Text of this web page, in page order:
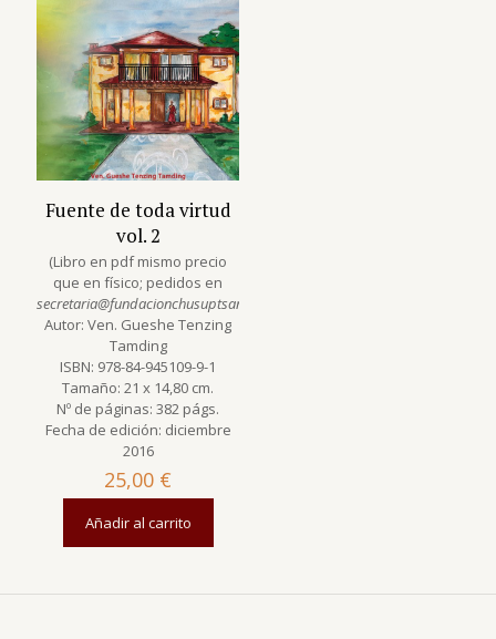
Fuente de toda virtud
vol. 2
(Libro en pdf mismo precio
que en físico; pedidos en
secretaria@fundacionchusuptsang.org
Autor: Ven. Gueshe Tenzing
Tamding
ISBN: 978-84-945109-9-1
Tamaño: 21 x 14,80 cm.
Nº de páginas: 382 págs.
Fecha de edición: diciembre
2016
25,00 €
Añadir al carrito